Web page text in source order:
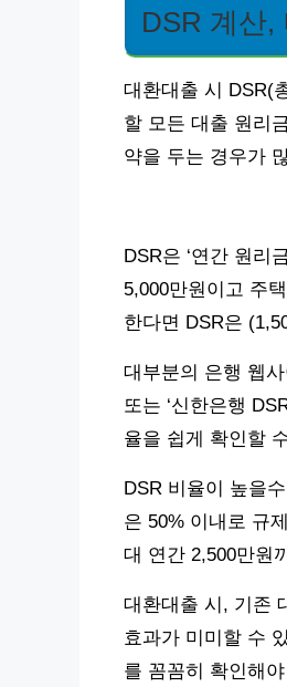
DSR 계산,
대환대출 시 DSR(
할 모든 대출 원리
약을 두는 경우가
DSR은 ‘연간 원리
5,000만원이고 주
한다면 DSR은
대부분의 은행 웹
또는 ‘신한은행
율을 쉽게 확인할
DSR 비율이 높을
은 50% 이내로 규
대 연간 2,500만원
대환대출 시, 기존
효과가 미미할 수
를 꼼꼼히 확인해